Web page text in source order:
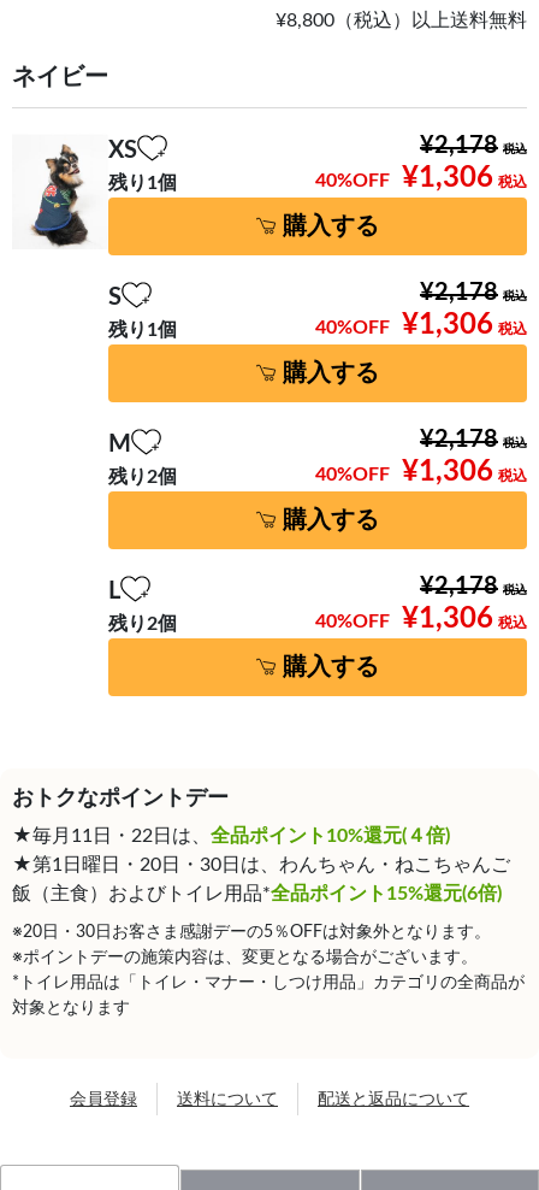
¥8,800（税込）以上送料無料
ネイビー
XS
残り1個
¥2,178
¥1,306
40%OFF
購入する
S
残り1個
¥2,178
¥1,306
40%OFF
購入する
M
残り2個
¥2,178
¥1,306
40%OFF
購入する
L
残り2個
¥2,178
¥1,306
40%OFF
購入する
おトクなポイントデー
★毎月11日・22日は、 全品ポイント10%還元(４倍)
★第1日曜日・20日・30日は、わんちゃん・ねこちゃんご
飯（主食）およびトイレ用品*全品ポイント15%還元(6倍)
※20日・30日お客さま感謝デーの5％OFFは対象外となります。
※ポイントデーの施策内容は、変更となる場合がございます。
*トイレ用品は「トイレ・マナー・しつけ用品」カテゴリの全商品が
対象となります
会員登録 送料について 配送と返品について